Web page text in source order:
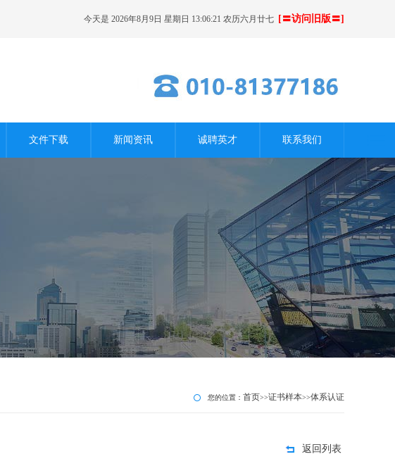
[〓访问旧版〓]
今天是 2026年8月9日 星期日 13:06:22 农历六月廿七
文件下载 新闻资讯 诚聘英才 联系我们
您的位置： 首页>>证书样本>>体系认证
返回列表